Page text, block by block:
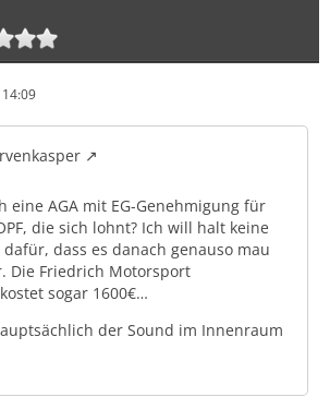
eine AGA mit EG-Genehmigung für
die sich lohnt? Ich will halt keine
dafür, dass es danach genauso mau
Die Friedrich Motorsport
sogar 1600€…
der Sound im Innenraum